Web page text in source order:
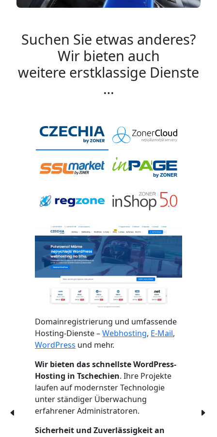
Suchen Sie etwas anderes?
Wir bieten auch
weitere erstklassige Dienste
…
Domainregistrierung und umfassende
Hosting-Dienste –Webhosting, E-Mail,
WordPress und mehr.
Wir bieten das schnellste WordPress-
Hosting in Tschechien. Ihre Projekte
laufen auf modernster Technologie
unter ständiger Überwachung
erfahrener Administratoren.
Sicherheit und Zuverlässigkeit an